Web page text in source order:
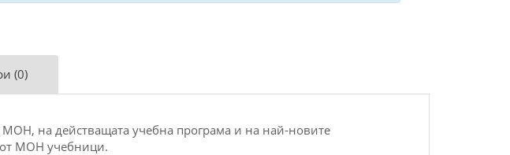
(0)
на действащата учебна програма и на най-новите
от МОН учебници.